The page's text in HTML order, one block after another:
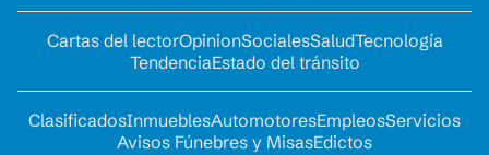
Cartas del lectorOpinionSocialesSaludTecnología
TendenciaEstado del tránsito
ClasificadosInmueblesAutomotoresEmpleosServicios
Avisos Fúnebres y MisasEdictos